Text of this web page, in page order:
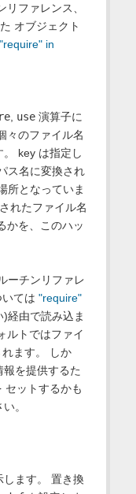
ファレンス、
オブジェクト
"require" in
, use演算子に
々のファイル名
key は指定し
ス名に変換され
所となっていま
れたファイル名
かを、このハッ
ーチンリファレ
ては "require"
経由で読み込ま
ルトではファイ
ます。 しか
報を提供するた
ットするかも
。
します。 置き換